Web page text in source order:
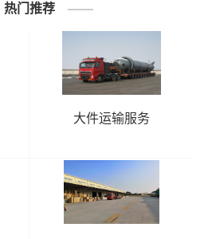
热门推荐
大件运输服务